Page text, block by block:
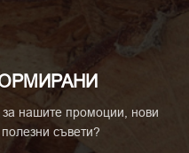
за нашите промоции, нови
съвети?